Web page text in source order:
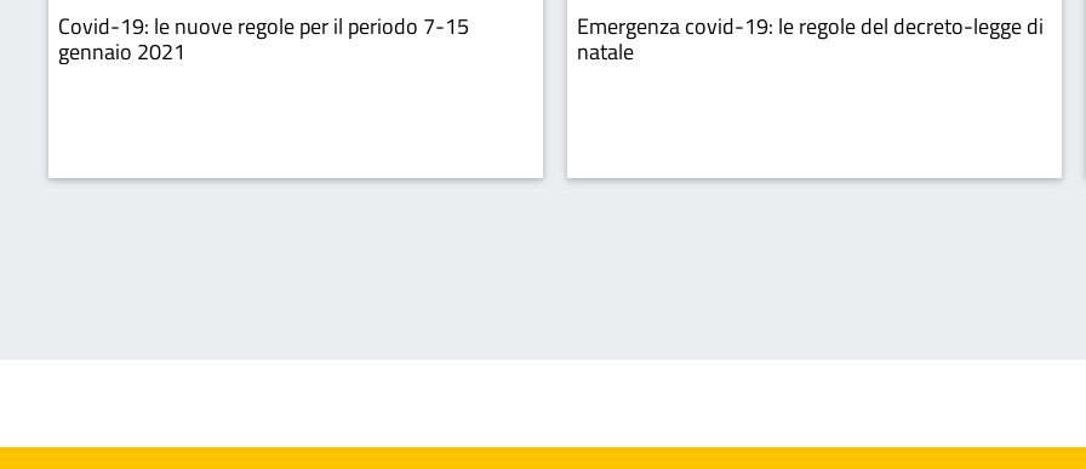
Covid-19: le nuove regole per il periodo 7-15
gennaio 2021
Emergenza covid-19: le regole del decreto-legge di
natale